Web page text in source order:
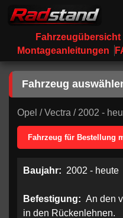
Fahrzeugübersicht
Montageanleitungen
Fahrzeug
Opel /Vectra / 2002 -
Fahrzeug für Bestellung
Baujahr: 2002 - heute
Befestigung: An den
in den Rückenlehnen.